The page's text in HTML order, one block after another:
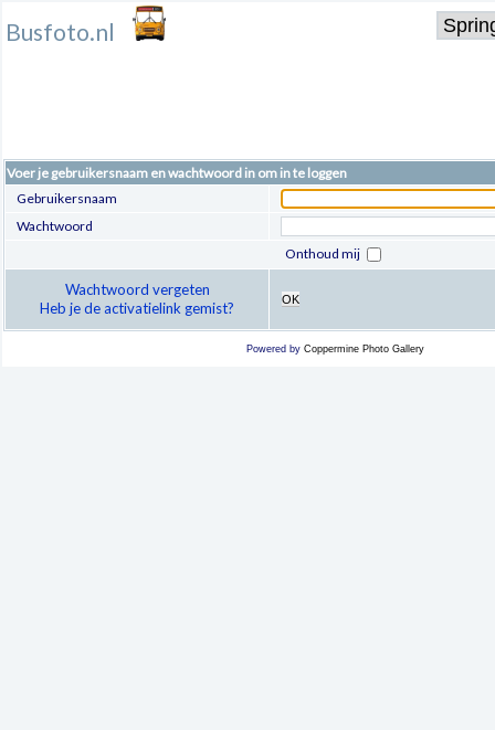
Busfoto.nl
Voer je gebruikersnaam en wachtwoord in om in te loggen
Gebruikersnaam
Wachtwoord
Onthoud mij
Wachtwoord vergeten
Heb je de activatielink gemist?
OK
Powered by Coppermine Photo Gallery